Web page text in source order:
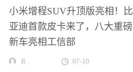
小米增程SUV升顶版亮相！比
亚迪首款皮卡来了，八大重磅
新车亮相工信部
R 07-10